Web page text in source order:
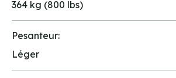
364 kg (800 lbs)
Pesanteur:
Léger